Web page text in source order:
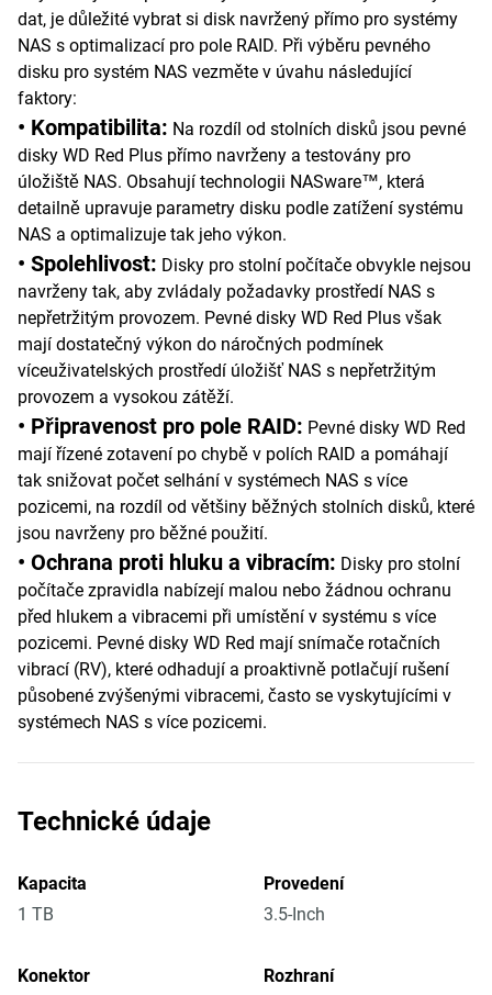
dat, je důležité vybrat si disk navržený přímo pro systémy
NAS s optimalizací pro pole RAID. Při výběru pevného
disku pro systém NAS vezměte v úvahu následující
faktory:
• Kompatibilita: Na rozdíl od stolních disků jsou pevné
disky WD Red Plus přímo navrženy a testovány pro
úložiště NAS. Obsahují technologii NASware™, která
detailně upravuje parametry disku podle zatížení systému
NAS a optimalizuje tak jeho výkon.
• Spolehlivost: Disky pro stolní počítače obvykle nejsou
navrženy tak, aby zvládaly požadavky prostředí NAS s
nepřetržitým provozem. Pevné disky WD Red Plus však
mají dostatečný výkon do náročných podmínek
víceuživatelských prostředí úložišť NAS s nepřetržitým
provozem a vysokou zátěží.
• Připravenost pro pole RAID: Pevné disky WD Red
mají řízené zotavení po chybě v polích RAID a pomáhají
tak snižovat počet selhání v systémech NAS s více
pozicemi, na rozdíl od většiny běžných stolních disků, které
jsou navrženy pro běžné použití.
• Ochrana proti hluku a vibracím: Disky pro stolní
počítače zpravidla nabízejí malou nebo žádnou ochranu
před hlukem a vibracemi při umístění v systému s více
pozicemi. Pevné disky WD Red mají snímače rotačních
vibrací (RV), které odhadují a proaktivně potlačují rušení
působené zvýšenými vibracemi, často se vyskytujícími v
systémech NAS s více pozicemi.
Technické údaje
Kapacita
1 TB
Provedení
3.5-Inch
Konektor
Rozhraní